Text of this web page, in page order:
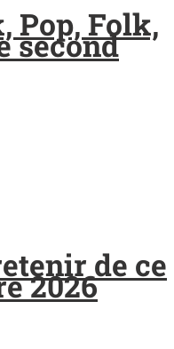
Pop, Folk,
second
de ce
2026